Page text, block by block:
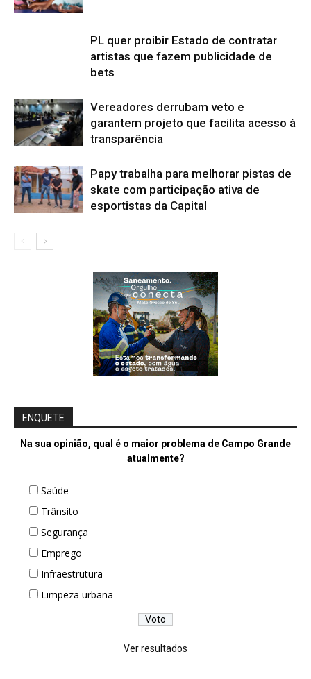
PL quer proibir Estado de contratar
artistas que fazem publicidade de
bets
Vereadores derrubam veto e
garantem projeto que facilita acesso à
transparência
Papy trabalha para melhorar pistas de
skate com participação ativa de
esportistas da Capital
ENQUETE
Na sua opinião, qual é o maior problema de Campo Grande
atualmente?
Saúde
Trânsito
Segurança
Emprego
Infraestrutura
Limpeza urbana
Ver resultados